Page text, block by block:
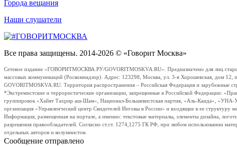
Города вещания
Наши слушатели
Все права защищены. 2014-2026 © «Говорит Москва»
Сетевое издание «ГОВОРИТМОСКВА.РУ/GOVORITMOSKVA.RU». Предназначено для лиц
массовых коммуникаций (Роскомнадзор). Адрес: 123298, Москва, ул. 3-я Хорошевская, дом
GOVORITMOSKVA.RU. Территория распространения – Российская Федерация и зарубежные
*Экстремистские и террористические организации, запрещенные в Российской Федерации:
группировок «Хайят Тахрир аш-Шам», Национал-Большевистская партия, «Аль-Каида»,
организация «Управленческий центр Свидетелей Иеговы в России» и входящие в ее структуру
Информация, размещенная на портале, а именно: текстовые материалы, элементы дизайна,
разрешения правообладателей. Согласно ст.ст. 1274,1275 ГК РФ, при любом использовании
отдельных авторов и колумнистов.
Сообщение отправлено